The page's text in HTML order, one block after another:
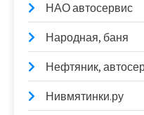
НАО автосервис
Народная, баня
Нефтяник,
Нивмятинки.ру